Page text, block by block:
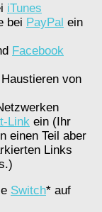
iTunes
bei PayPal ein
Facebook
von
Link ein (Ihr
einen Teil aber
Links
Switch* auf